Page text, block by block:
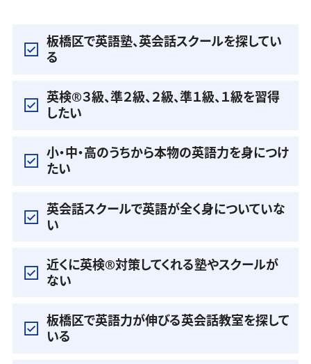
板橋区で英語塾、英会話スクールを探してい
る
英検®️３級、準２級、２級、準１級、１級を習得
したい
小・中・高のうちから本物の英語力を身につけ
たい
英会話スクールで英語が全く身についていな
い
近くに英検®️対策してくれる塾やスクールが
ない
板橋区で英語力が伸びる英会話教室を探して
いる